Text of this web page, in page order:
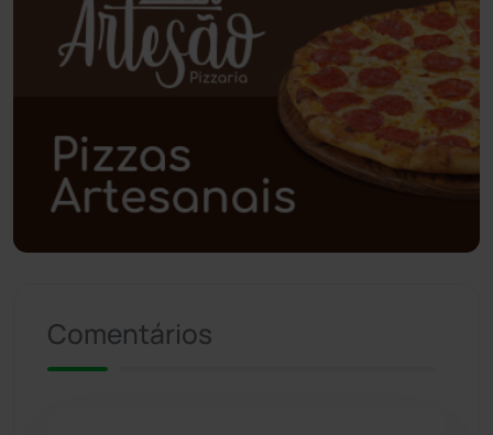
Poções (182)
Polícia Civil (61)
Polícia Militar (28)
Política
Riacho de Santana
Comentários